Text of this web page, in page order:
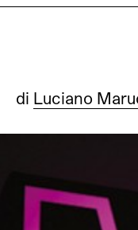
di Luciano